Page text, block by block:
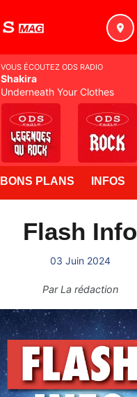
BONS PLANS INFOS
Flash Info
03 Juin 2024
ParLa rédaction
VOUS ÉCOUTEZ ODS RADIO
Shakira
Underneath Your Clothes